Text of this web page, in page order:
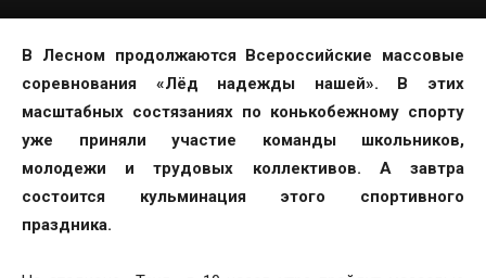
В Лесном продолжаются Всероссийские массовые
соревнования «Лёд надежды нашей». В этих
масштабных состязаниях по конькобежному спорту
уже приняли участие команды школьников,
молодежи и трудовых коллективов. А завтра
состоится кульминация этого спортивного
праздника.